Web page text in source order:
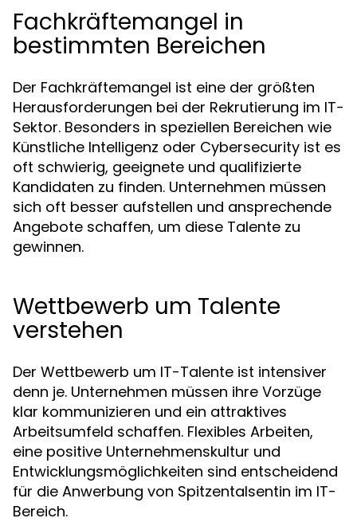
Fachkräftemangel in
bestimmten Bereichen
Der Fachkräftemangel ist eine der größten
Herausforderungen bei der Rekrutierung im IT-
Sektor. Besonders in speziellen Bereichen wie
Künstliche Intelligenz oder Cybersecurity ist es
oft schwierig, geeignete und qualifizierte
Kandidaten zu finden. Unternehmen müssen
sich oft besser aufstellen und ansprechende
Angebote schaffen, um diese Talente zu
gewinnen.
Wettbewerb um Talente
verstehen
Der Wettbewerb um IT-Talente ist intensiver
denn je. Unternehmen müssen ihre Vorzüge
klar kommunizieren und ein attraktives
Arbeitsumfeld schaffen. Flexibles Arbeiten,
eine positive Unternehmenskultur und
Entwicklungsmöglichkeiten sind entscheidend
für die Anwerbung von Spitzentalsentin im IT-
Bereich.